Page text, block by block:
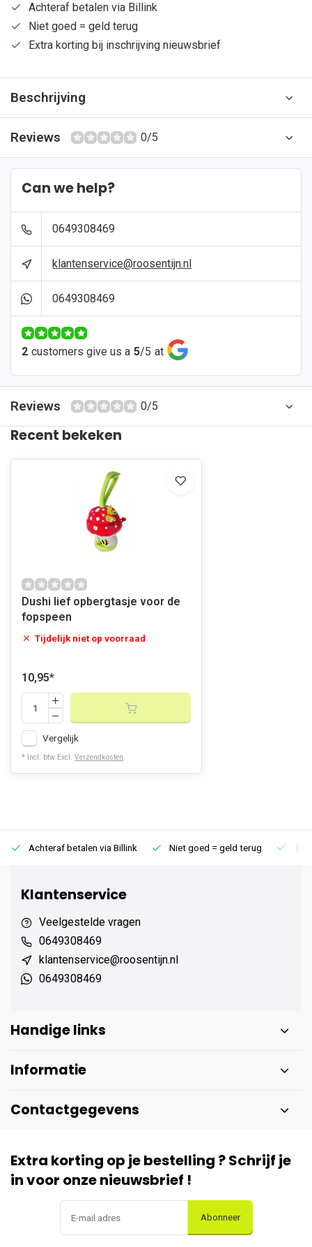
Achteraf betalen via Billink
Niet goed = geld terug
Extra korting bij inschrijving nieuwsbrief
Beschrijving
Reviews 0/5
Can we help?
0649308469
klantenservice@roosentijn.nl
0649308469
2 customers give us a 5/5 at
Reviews 0/5
Recent bekeken
Dushi lief opbergtasje voor de
fopspeen
Tijdelijk niet op voorraad
10,95*
Vergelijk
* Incl. btw Excl. Verzendkosten
Achteraf betalen via Billink Niet goed = geld terug
Klantenservice
Veelgestelde vragen
0649308469
klantenservice@roosentijn.nl
0649308469
Handige links
Informatie
Contactgegevens
Extra korting op je bestelling ? Schrijf je
in voor onze nieuwsbrief !
Abonneer